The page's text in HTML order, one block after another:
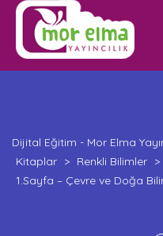
Dijital Eğitim - Mor Elma
Kitaplar > Renkli Bilimler >
1.Sayfa – Çevre ve Doğa